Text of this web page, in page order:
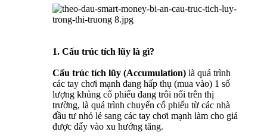
1. Cấu trúc tích lũy là gì?
Cấu trúc tích lũy (Accumulation) là quá trình
các tay chơi mạnh đang hấp thụ (mua vào) 1 số
lượng khủng cổ phiếu đang trôi nổi trên thị
trường, là quá trình chuyển cổ phiếu từ các nhà
đầu tư nhỏ lẻ sang các tay chơi mạnh làm cho giá
được đẩy vào xu hướng tăng.